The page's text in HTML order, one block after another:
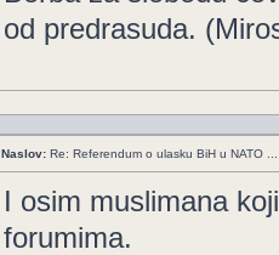
od predrasuda.
Naslov: Re: Referendum o ulasku BiH u NATO ...
I osim muslimana
forumima.